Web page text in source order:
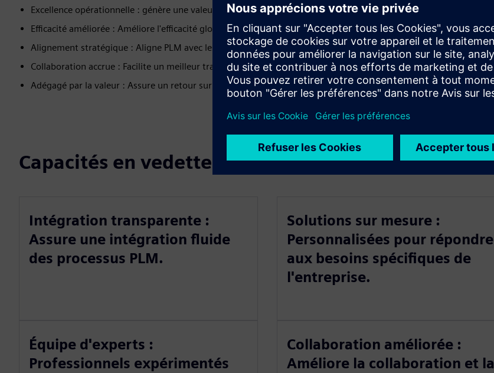
Excellence opérationnelle : génère une valeur et une efficacité significatives.
Efficacité améliorée : Améliore l'efficacité globale du processus PLM.
Alignement stratégique : Aligne PLM avec les objectifs commerciaux.
Collaboration accrue : Facilite un meilleur travail d'équipe et une meilleure communication.
Adégagé par la valeur : Assure un retour sur investissement PLM élevé.
Capacités en vedette
Intégration transparente :
Assure une intégration fluide
des processus PLM.
Solutions sur mesure :
Personnalisées pour répondre
aux besoins spécifiques de
l'entreprise.
Équipe d'experts :
Professionnels expérimentés
Collaboration améliorée :
Améliore la collaboration et la